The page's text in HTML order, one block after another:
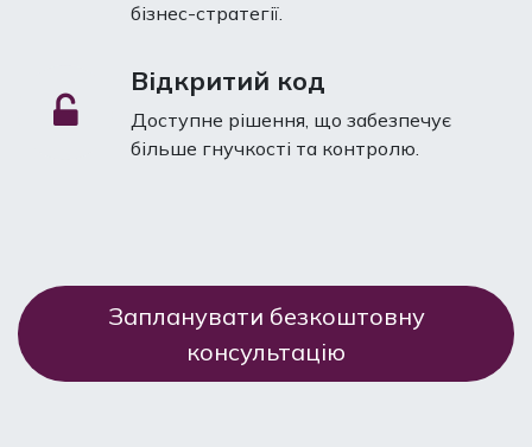
бізнес-стратегії.
Відкритий код
Доступне рішення, що забезпечує
більше гнучкості та контролю.
Запланувати безкоштовну
консультацію